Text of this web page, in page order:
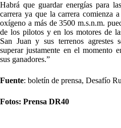
Habrá que guardar energías para
carrera ya que la carrera comienza
oxígeno a más de 3500 m.s.n.m.
de los pilotos y en los motores de
San Juan y sus terrenos agrestes
superar justamente en el momento
sus ganadores.”
Fuente: boletín de prensa, Desafío
Fotos: Prensa DR40